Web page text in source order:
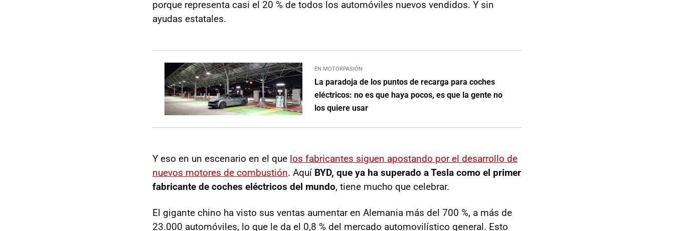
porque representa casi el 20 % de todos los automóviles nuevos vendidos. Y sin
ayudas estatales.
EN MOTORPASIÓN
La paradoja de los puntos de recarga para coches
eléctricos: no es que haya pocos, es que la gente no
los quiere usar
Y eso en un escenario en el que los fabricantes siguen apostando por el desarrollo de
nuevos motores de combustión. Aquí BYD, que ya ha superado a Tesla como el primer
fabricante de coches eléctricos del mundo, tiene mucho que celebrar.
El gigante chino ha visto sus ventas aumentar en Alemania más del 700 %, a más de
23.000 automóviles, lo que le da el 0,8 % del mercado automovilístico general. Esto